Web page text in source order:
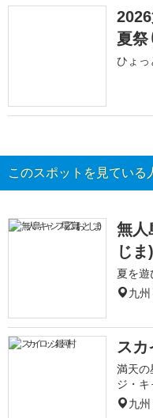
夏祭
ひょっ
このスポットを見ている
無人
じま)
夏を遊
九
ス
満天の
ジ・キ
九